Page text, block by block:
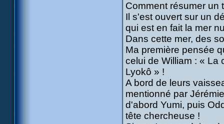
Comment résumer un
Il s'est ouvert sur un
qui est en fait la mer
Dans cette mer, des
Ma première pensée
celui de William : « La
Lyokô » !
A bord de leurs
mentionné par
d'abord Yumi, puis
tête chercheuse !